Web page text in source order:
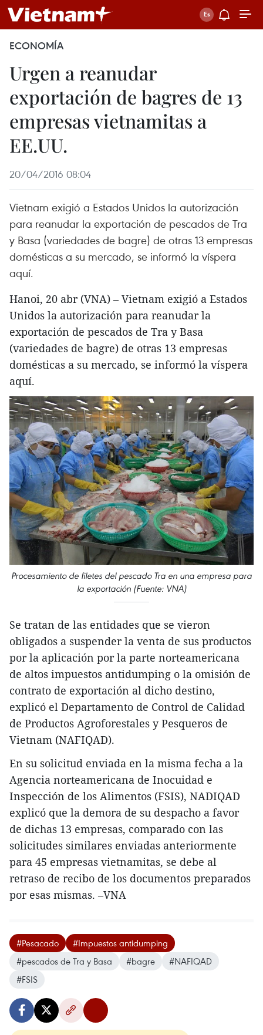
ECONOMÍA
Urgen a reanudar
exportación de bagres de 13
empresas vietnamitas a
EE.UU.
20/04/2016 08:04
Vietnam exigió a Estados Unidos la autorización
para reanudar la exportación de pescados de Tra
y Basa (variedades de bagre) de otras 13 empresas
domésticas a su mercado, se informó la víspera
aquí.
Hanoi, 20 abr (VNA) – Vietnam exigió a Estados
Unidos la autorización para reanudar la
exportación de pescados de Tra y Basa
(variedades de bagre) de otras 13 empresas
domésticas a su mercado, se informó la víspera
aquí.
Procesamiento de filetes del pescado Tra en una empresa para
la exportación (Fuente: VNA)
Se tratan de las entidades que se vieron
obligados a suspender la venta de sus productos
por la aplicación por la parte norteamericana
de altos impuestos antidumping o la omisión de
contrato de exportación al dicho destino,
explicó el Departamento de Control de Calidad
de Productos Agroforestales y Pesqueros de
Vietnam (NAFIQAD).
En su solicitud enviada en la misma fecha a la
Agencia norteamericana de Inocuidad e
Inspección de los Alimentos (FSIS), NADIQAD
explicó que la demora de su despacho a favor
de dichas 13 empresas, comparado con las
solicitudes similares enviadas anteriormente
para 45 empresas vietnamitas, se debe al
retraso de recibo de los documentos preparados
por esas mismas. –VNA
#Pesacado
#Impuestos antidumping
#pescados de Tra y Basa
#bagre
#NAFIQAD
#FSIS